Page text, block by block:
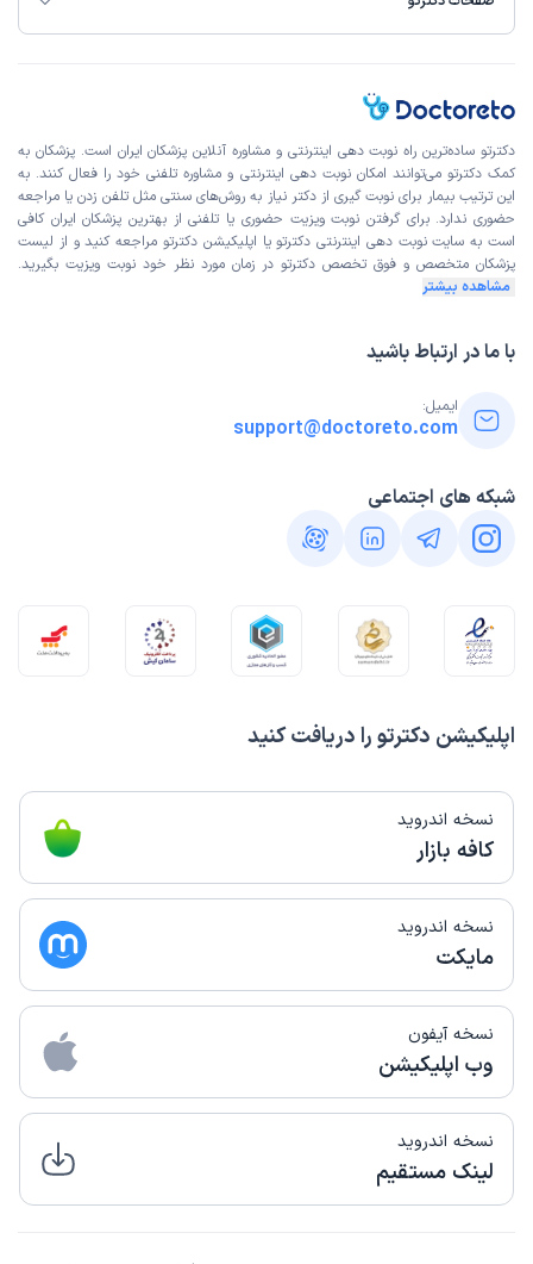
اپلیکیشن دکترتو را دریافت کنید
نسخه اندروید
کافه بازار
نسخه اندروید
مایکت
نسخه آیفون
وب اپلیکیشن
نسخه اندروید
لینک مستقیم
دکترتو ساده‌ترین راه نوبت‌ دهی اینترنتی و مشاوره آنلاین پزشکان ایران است. پزشکان به
کمک دکترتو می‌توانند امکان نوبت دهی اینترنتی و مشاوره تلفنی خود را فعال کنند. به
این ترتیب بیمار برای نوبت گیری از دکتر نیاز به روش‌های سنتی مثل تلفن زدن یا مراجعه
حضوری ندارد. برای گرفتن نوبت ویزیت حضوری یا تلفنی از بهترین پزشکان ایران کافی
است به سایت نوبت دهی اینترنتی دکترتو یا اپلیکیشن دکترتو مراجعه کنید و از لیست
پزشکان متخصص و فوق تخصص دکترتو در زمان مورد نظر خود نوبت ویزیت بگیرید.
مشاهده بیشتر
با ما در ارتباط باشید
ایمیل:
support@doctoreto.com
شبکه های اجتماعی